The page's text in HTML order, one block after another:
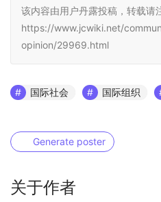
该内容由用户丹露投稿，转载请
https://www.jcwiki.net/
opinion/29969.html
国际社会 国际组织
Generate poster
关于作者